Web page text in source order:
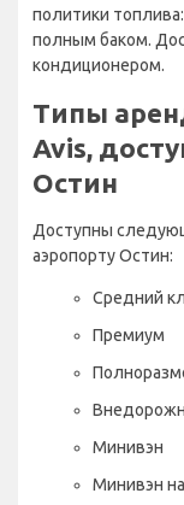
политики
полным баком.
кондиционером.
Типы
Avis,
Остин
Доступны
аэропорту Остин:
Средний
Премиум
Минивэн
Минивэн